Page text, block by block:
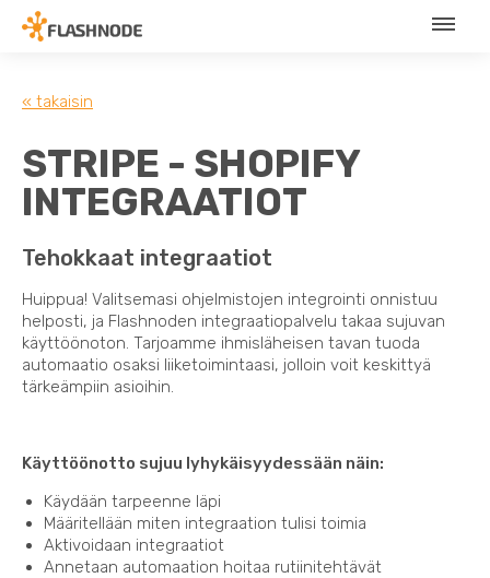
« takaisin
STRIPE - SHOPIFY
INTEGRAATIOT
Tehokkaat integraatiot
Huippua! Valitsemasi ohjelmistojen integrointi onnistuu
helposti, ja Flashnoden integraatiopalvelu takaa sujuvan
käyttöönoton. Tarjoamme ihmisläheisen tavan tuoda
automaatio osaksi liiketoimintaasi, jolloin voit keskittyä
tärkeämpiin asioihin.
Käyttöönotto sujuu lyhykäisyydessään näin:
Käydään tarpeenne läpi
Määritellään miten integraation tulisi toimia
Aktivoidaan integraatiot
Annetaan automaation hoitaa rutiinitehtävät